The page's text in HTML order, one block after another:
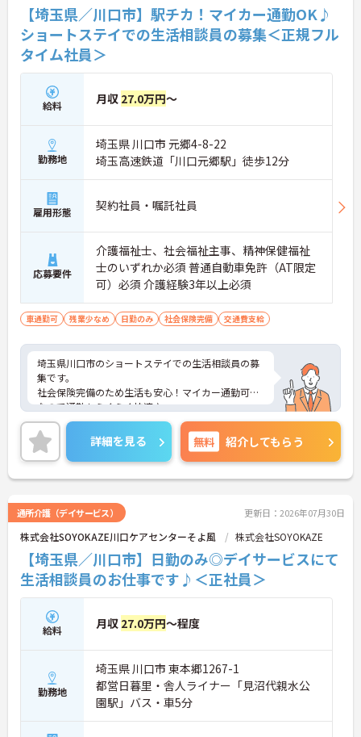
【埼玉県／川口市】駅チカ！マイカー通勤OK♪
ショートステイでの生活相談員の募集＜正規フル
タイム社員＞
給料 月収 27.0万円～
勤務地
埼玉県 川口市 元郷4-8-22
埼玉高速鉄道「川口元郷駅」徒歩12分
雇用形態 契約社員・嘱託社員
応募要件
介護福祉士、社会福祉主事、精神保健福祉
士のいずれか必須 普通自動車免許（AT限定
可）必須 介護経験3年以上必須
車通勤可 残業少なめ 日勤のみ 社会保険完備 交通費支給
埼玉県川口市のショートステイでの生活相談員の募
集です。
社会保険完備のため生活も安心！マイカー通勤可能
なので通勤もらくらく快適♪
ご興味のある方は、面接のポイントをお伝えします
のでお気軽にお問い合せください。
詳細を見る 無料 紹介してもらう
通所介護（デイサービス） 更新日：2026年07月30日
株式会社SOYOKAZE川口ケアセンターそよ風 株式会社SOYOKAZE
【埼玉県／川口市】日勤のみ◎デイサービスにて
生活相談員のお仕事です♪＜正社員＞
給料 月収 27.0万円～程度
勤務地
埼玉県 川口市 東本郷1267-1
都営日暮里・舎人ライナー「見沼代親水公
園駅」バス・車5分